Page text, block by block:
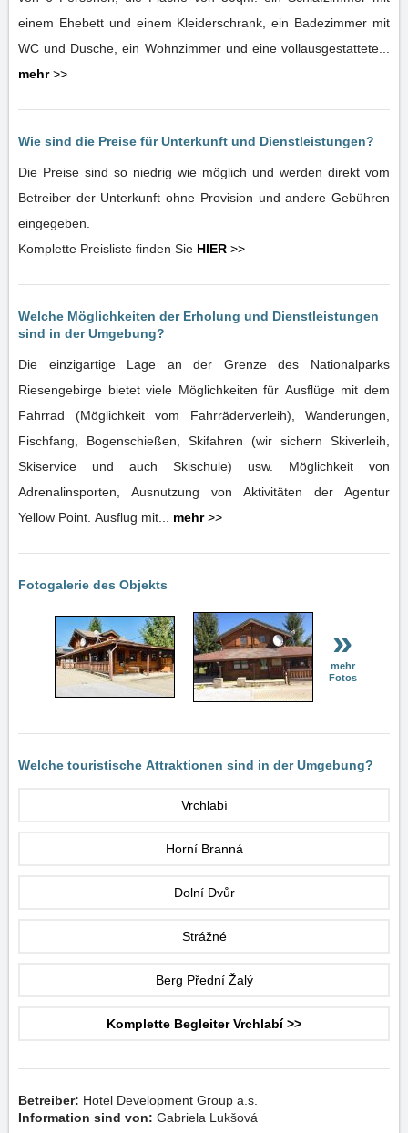
einem Ehebett und einem Kleiderschrank, ein Badezimmer mit
WC und Dusche, ein Wohnzimmer und eine vollausgestattete...
mehr>>
Wie sind die Preise für Unterkunft und Dienstleistungen?
Die Preise sind so niedrig wie möglich und werden direkt vom
Betreiber der Unterkunft ohne Provision und andere Gebühren
eingegeben.
Komplette Preisliste finden Sie HIER >>
Welche Möglichkeiten der Erholung und Dienstleistungen
sind in der Umgebung?
Die einzigartige Lage an der Grenze des Nationalparks
Riesengebirge bietet viele Möglichkeiten für Ausflüge mit dem
Fahrrad (Möglichkeit vom Fahrräderverleih), Wanderungen,
Fischfang, Bogenschießen, Skifahren (wir sichern Skiverleih,
Skiservice und auch Skischule) usw. Möglichkeit von
Adrenalinsporten, Ausnutzung von Aktivitäten der Agentur
Yellow Point. Ausflug mit... mehr>>
Fotogalerie des Objekts
»
mehr
Fotos
Welche touristische Attraktionen sind in der Umgebung?
Vrchlabí
Horní Branná
Dolní Dvůr
Strážné
Berg Přední Žalý
Komplette Begleiter Vrchlabí >>
Betreiber: Hotel Development Group a.s.
Information sind von: Gabriela Lukšová